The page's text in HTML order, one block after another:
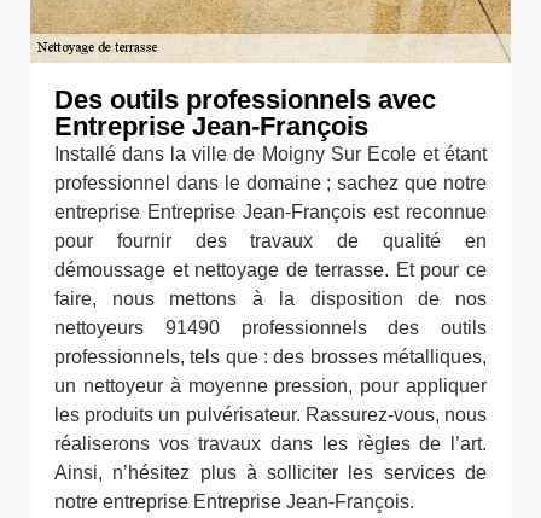
Des outils professionnels avec
Entreprise Jean-François
Installé dans la ville de Moigny Sur Ecole et étant
professionnel dans le domaine ; sachez que notre
entreprise Entreprise Jean-François est reconnue
pour fournir des travaux de qualité en
démoussage et nettoyage de terrasse. Et pour ce
faire, nous mettons à la disposition de nos
nettoyeurs 91490 professionnels des outils
professionnels, tels que : des brosses métalliques,
un nettoyeur à moyenne pression, pour appliquer
les produits un pulvérisateur. Rassurez-vous, nous
réaliserons vos travaux dans les règles de l’art.
Ainsi, n’hésitez plus à solliciter les services de
notre entreprise Entreprise Jean-François.